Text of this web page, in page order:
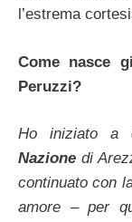
l’estrema
Come nasce
Peruzzi?
Ho iniziato a
Nazione di
continuato con
amore – per